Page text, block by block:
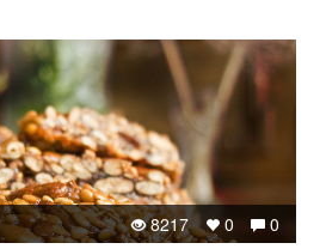
0
0
8217